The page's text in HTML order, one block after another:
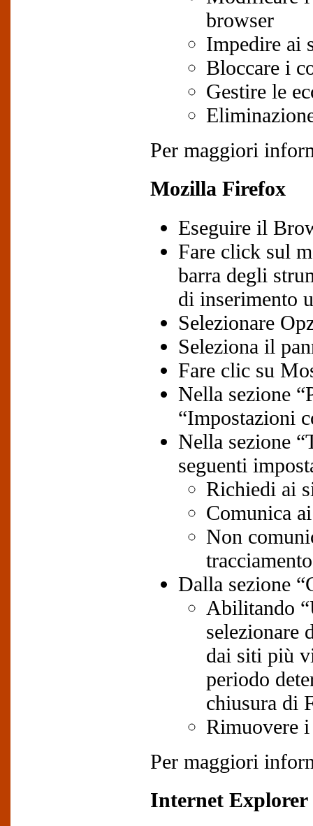
browser
Impedire ai
Bloccare i
Gestire le
Per maggiori
Mozilla Firefox
Eseguire il
Fare click sul
barra degli
di inserimento
Selezionare
Seleziona il
Fare clic su
Nella sezione
“Impostazioni
Nella sezione
seguenti
Richiedi ai
Comunica
Non
Dalla sezione
Abilitando
selezionare
dai siti più
periodo
chiusura di
Rimuovere
Per maggiori
Internet Explorer